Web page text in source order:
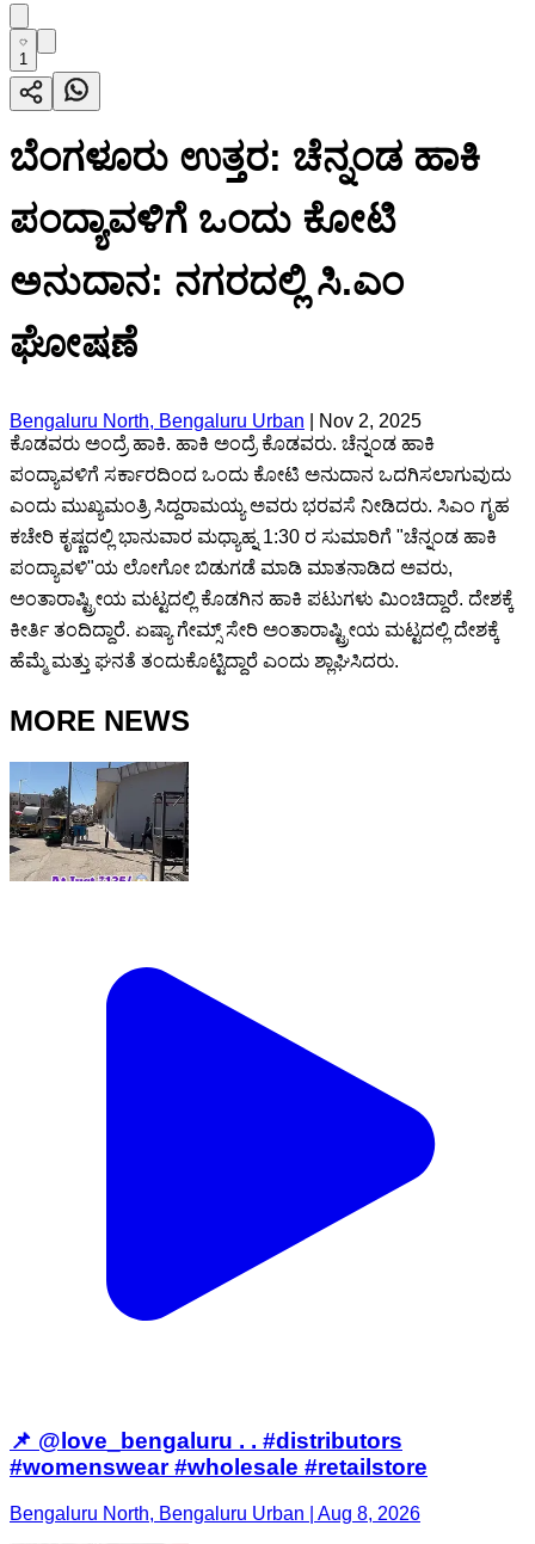
1
ಬೆಂಗಳೂರು ಉತ್ತರ: ಚೆನ್ನಂಡ ಹಾಕಿ
ಪಂದ್ಯಾವಳಿಗೆ ಒಂದು ಕೋಟಿ
ಅನುದಾನ: ನಗರದಲ್ಲಿ ಸಿ.ಎಂ
ಘೋಷಣೆ
Bengaluru North, Bengaluru Urban
Nov 2, 2025
ಕೊಡವರು ಅಂದ್ರೆ ಹಾಕಿ. ಹಾಕಿ ಅಂದ್ರೆ ಕೊಡವರು. ಚೆನ್ನಂಡ ಹಾಕಿ
ಪಂದ್ಯಾವಳಿಗೆ ಸರ್ಕಾರದಿಂದ ಒಂದು ಕೋಟಿ ಅನುದಾನ ಒದಗಿಸಲಾಗುವುದು
ಎಂದು ಮುಖ್ಯಮಂತ್ರಿ ಸಿದ್ದರಾಮಯ್ಯ ಅವರು ಭರವಸೆ ನೀಡಿದರು. ಸಿಎಂ ಗೃಹ
ಕಚೇರಿ ಕೃಷ್ಣದಲ್ಲಿ ಭಾನುವಾರ ಮಧ್ಯಾಹ್ನ 1:30 ರ ಸುಮಾರಿಗೆ "ಚೆನ್ನಂಡ ಹಾಕಿ
ಪಂದ್ಯಾವಳಿ"ಯ ಲೋಗೋ ಬಿಡುಗಡೆ ಮಾಡಿ ಮಾತನಾಡಿದ ಅವರು,
ಅಂತಾರಾಷ್ಟ್ರೀಯ ಮಟ್ಟದಲ್ಲಿ ಕೊಡಗಿನ ಹಾಕಿ ಪಟುಗಳು ಮಿಂಚಿದ್ದಾರೆ. ದೇಶಕ್ಕೆ
ಕೀರ್ತಿ ತಂದಿದ್ದಾರೆ. ಏಷ್ಯಾ ಗೇಮ್ಸ್ ಸೇರಿ ಅಂತಾರಾಷ್ಟ್ರೀಯ ಮಟ್ಟದಲ್ಲಿ ದೇಶಕ್ಕೆ
ಹೆಮ್ಮೆ ಮತ್ತು ಘನತೆ ತಂದುಕೊಟ್ಟಿದ್ದಾರೆ ಎಂದು ಶ್ಲಾಘಿಸಿದರು.
MORE NEWS
📌 @love_bengaluru . . #distributors
#womenswear #wholesale #retailstore
Bengaluru North, Bengaluru Urban | Aug 8, 2026